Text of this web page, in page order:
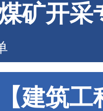
煤矿开
【建筑